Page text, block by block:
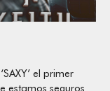
el primer
estamos seguros